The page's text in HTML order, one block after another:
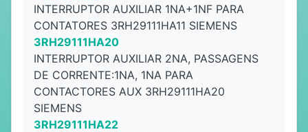
INTERRUPTOR AUXILIAR 1NA+1NF PARA
CONTATORES 3RH29111HA11 SIEMENS
3RH29111HA20
INTERRUPTOR AUXILIAR 2NA, PASSAGENS
DE CORRENTE:1NA, 1NA PARA
CONTACTORES AUX 3RH29111HA20
SIEMENS
3RH29111HA22